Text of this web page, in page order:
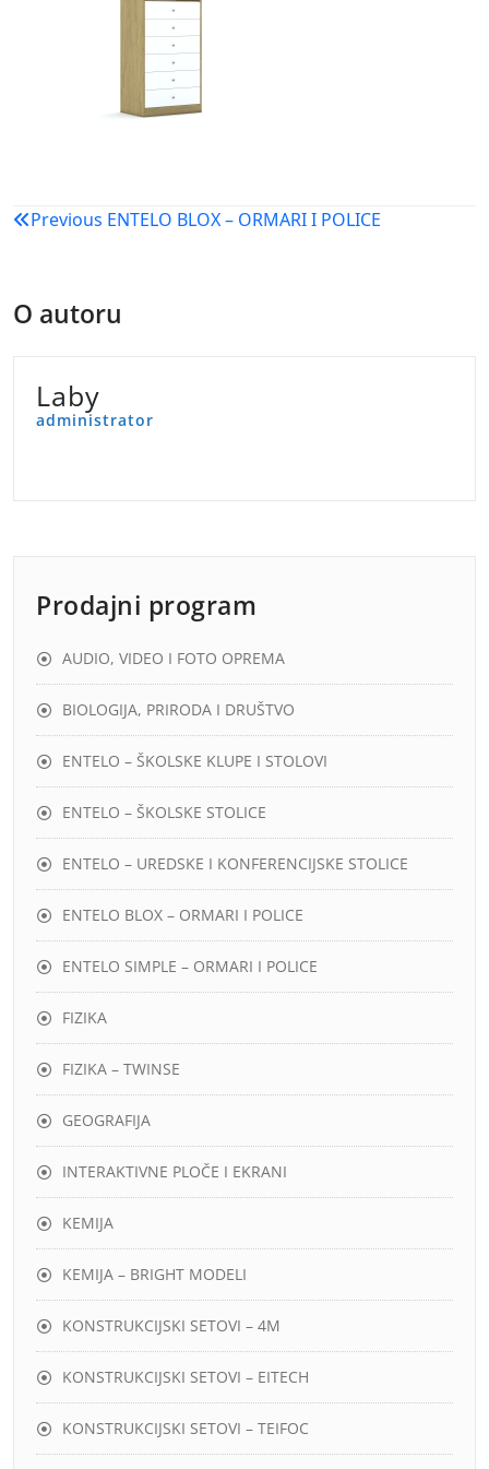
Navigacija
Previous ENTELO BLOX – ORMARI I POLICE
O autoru
Laby
administrator
Prodajni program
AUDIO, VIDEO I FOTO OPREMA
BIOLOGIJA, PRIRODA I DRUŠTVO
ENTELO – ŠKOLSKE KLUPE I STOLOVI
ENTELO – ŠKOLSKE STOLICE
ENTELO – UREDSKE I KONFERENCIJSKE STOLICE
ENTELO BLOX – ORMARI I POLICE
ENTELO SIMPLE – ORMARI I POLICE
FIZIKA
FIZIKA – TWINSE
GEOGRAFIJA
INTERAKTIVNE PLOČE I EKRANI
KEMIJA
KEMIJA – BRIGHT MODELI
KONSTRUKCIJSKI SETOVI – 4M
KONSTRUKCIJSKI SETOVI – EITECH
KONSTRUKCIJSKI SETOVI – TEIFOC